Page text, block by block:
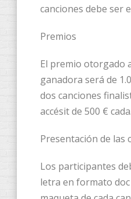
canciones debe ser
Premios
El premio otorgado
ganadora será de
dos canciones
accésit de 500 € cada.
Presentación de las
Los participantes
letra en formato